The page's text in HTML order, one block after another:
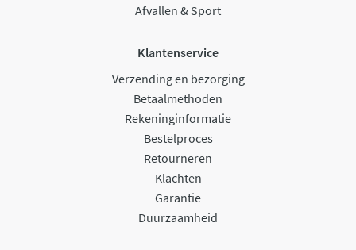
Afvallen & Sport
Klantenservice
Verzending en bezorging
Betaalmethoden
Rekeninginformatie
Bestelproces
Retourneren
Klachten
Garantie
Duurzaamheid